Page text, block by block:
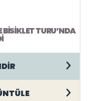
TURU’NDA